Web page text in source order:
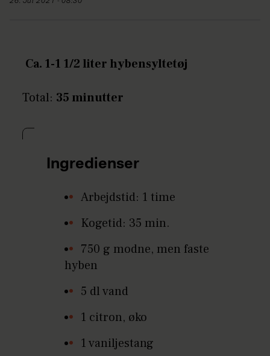
Ca. 1-1 1/2 liter hybensyltetøj
Total: 35 minutter
Ingredienser
Arbejdstid: 1 time
Kogetid: 35 min.
750 g modne, men faste
hyben
5 dl vand
1 citron, øko
1 vaniljestang